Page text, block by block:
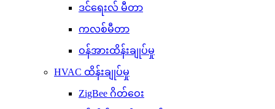
ဒင်ရေးလ် မီတာ
ကလစ်မီတာ
ဝန်အားထိန်းချုပ်မှု
HVAC ထိန်းချုပ်မှု
ZigBee ဂိတ်ဝေး